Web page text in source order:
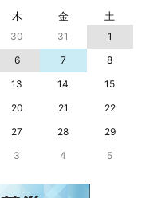
木 金 土
30 31
1
6 7
8
13 14
15
20 21
22
27 28
29
3 4 5